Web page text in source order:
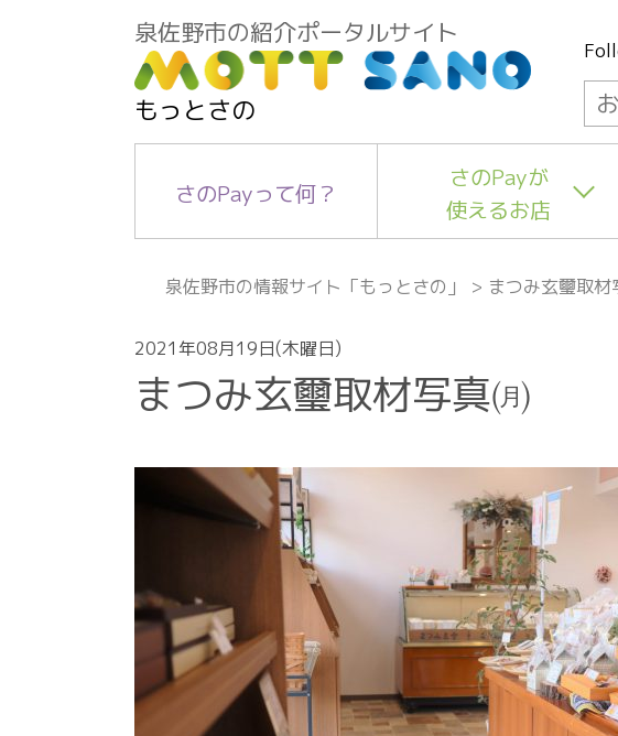
泉佐野市の紹介ポータルサイト
もっとさの
さのPayって何？
さのPayが
使えるお店
泉佐野市の情報サイト「もっとさの」 > まつみ玄璽取材
2021年08月19日(木曜日)
まつみ玄璽取材写真㈪